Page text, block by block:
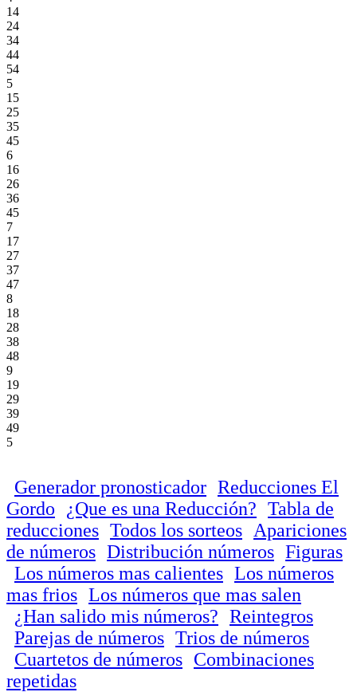
14
24
34
44
54
5
15
25
35
45
6
16
26
36
45
7
17
27
37
47
8
18
28
38
48
9
19
29
39
49
5
Generador pronosticador Reducciones El
Gordo
¿Que es una Reducción? Tabla de
reducciones Todos los sorteos
Apariciones
de números Distribución números Figuras
Los números mas calientes Los números
mas frios Los números que mas salen
¿Han salido mis números? Reintegros
Parejas de números Trios de números
Cuartetos de números Combinaciones
repetidas